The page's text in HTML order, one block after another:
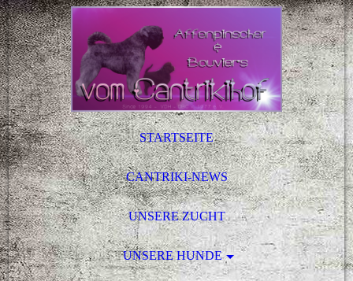
STARTSEITE
CANTRIKI-NEWS
UNSERE ZUCHT
UNSERE HUNDE